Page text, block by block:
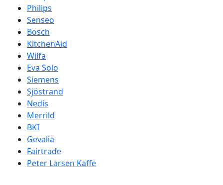
Philips
Senseo
Bosch
KitchenAid
Wilfa
Eva Solo
Siemens
Sjöstrand
Nedis
Merrild
BKI
Gevalia
Fairtrade
Peter Larsen Kaffe